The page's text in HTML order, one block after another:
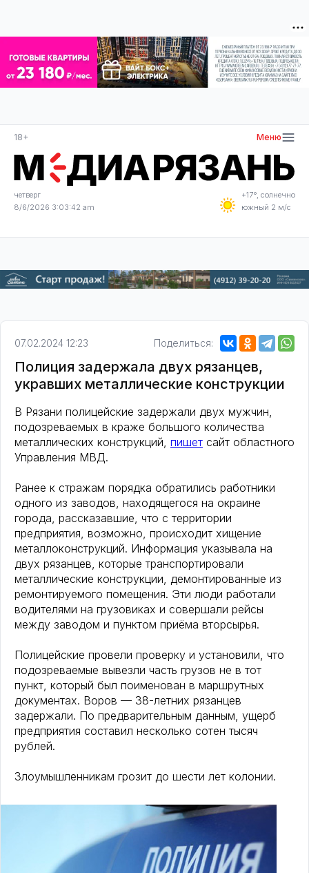
18+ Меню
четверг
8/6/2026 3:03:42 am
+17°, солнечно
южный 2 м/с
07.02.2024 12:23 Поделиться:
Полиция задержала двух рязанцев,
укравших металлические конструкции
В Рязани полицейские задержали двух мужчин,
подозреваемых в краже большого количества
металлических конструкций, пишет сайт областного
Управления МВД.
Ранее к стражам порядка обратились работники
одного из заводов, находящегося на окраине
города, рассказавшие, что с территории
предприятия, возможно, происходит хищение
металлоконструкций. Информация указывала на
двух рязанцев, которые транспортировали
металлические конструкции, демонтированные из
ремонтируемого помещения. Эти люди работали
водителями на грузовиках и совершали рейсы
между заводом и пунктом приёма вторсырья.
Полицейские провели проверку и установили, что
подозреваемые вывезли часть грузов не в тот
пункт, который был поименован в маршрутных
документах. Воров — 38-летних рязанцев
задержали. По предварительным данным, ущерб
предприятия составил несколько сотен тысяч
рублей.
Злоумышленникам грозит до шести лет колонии.